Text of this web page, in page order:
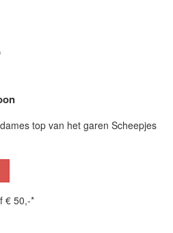
top van het garen Scheepjes
€ 50,-*